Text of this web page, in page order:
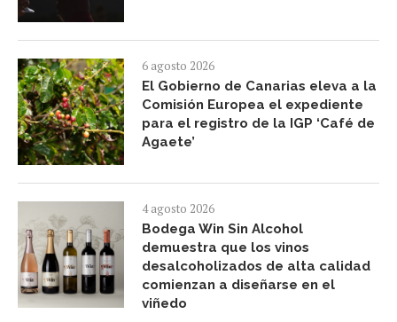
6 agosto 2026
El Gobierno de Canarias eleva a la
Comisión Europea el expediente
para el registro de la IGP ‘Café de
Agaete’
4 agosto 2026
Bodega Win Sin Alcohol
demuestra que los vinos
desalcoholizados de alta calidad
comienzan a diseñarse en el
viñedo